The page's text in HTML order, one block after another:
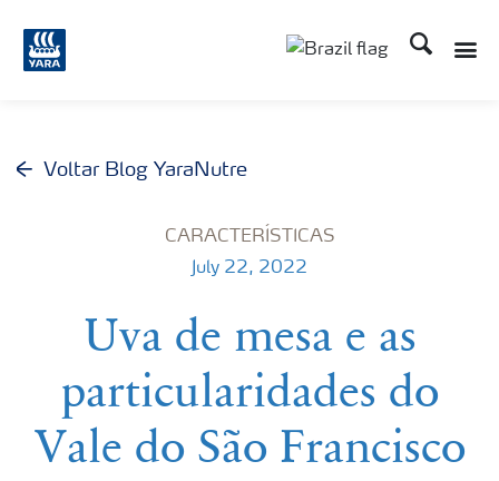
Busca
Voltar Blog YaraNutre
CARACTERÍSTICAS
July 22, 2022
Uva de mesa e as
particularidades do
Vale do São Francisco